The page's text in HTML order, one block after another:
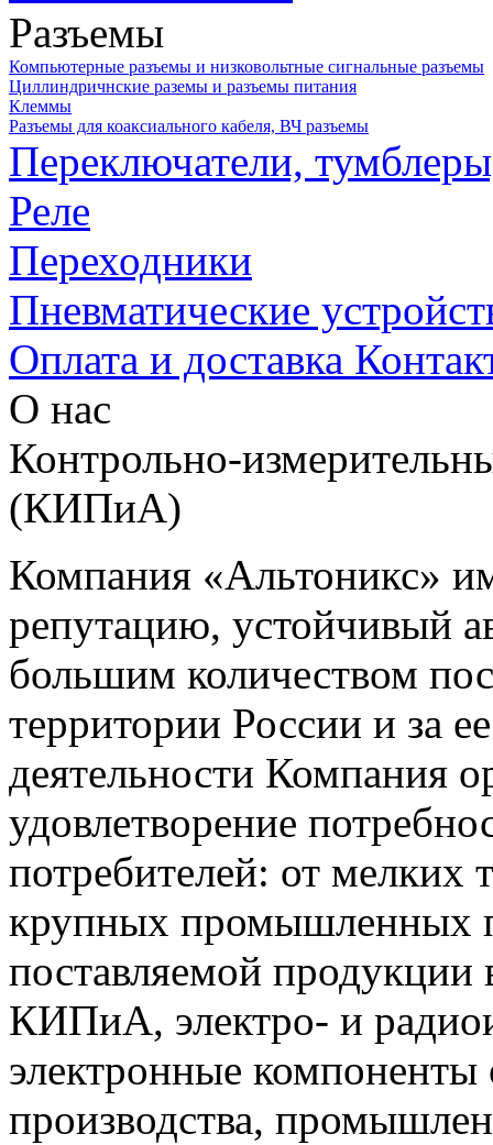
Разъемы
Компьютерные разъемы и низковольтные сигнальные разъемы
Циллиндричнские раземы и разъемы питания
Клеммы
Разъемы для коаксиального кабеля, ВЧ разъемы
Переключатели,
Реле
Переходники
Пневматические
Оплата и доставка
О нас
Контрольно-
(КИПиА)
Компания «Альтоникс»
репутацию, устойчивый
большим количеством
территории России и за
деятельности Компания
удовлетворение
потребителей: от мелких
крупных промышленных
поставляемой продукции
КИПиА, электро- и
электронные компоненты
производства,